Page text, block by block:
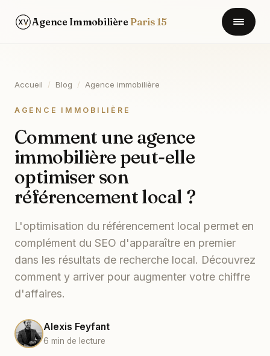
Agence Immobilière Paris 15
Accueil / Blog / Agence immobilière
AGENCE IMMOBILIÈRE
Comment une agence
immobilière peut-elle
optimiser son
référencement local ?
L'optimisation du référencement local permet en
complément du SEO d'apparaître en premier
dans les résultats de recherche local. Découvrez
comment y arriver pour augmenter votre chiffre
d'affaires.
Alexis Feyfant
6 min de lecture